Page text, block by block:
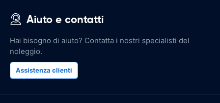
Aiuto e contatti
Hai bisogno di aiuto? Contatta i nostri specialisti del
noleggio.
Assistenza clienti